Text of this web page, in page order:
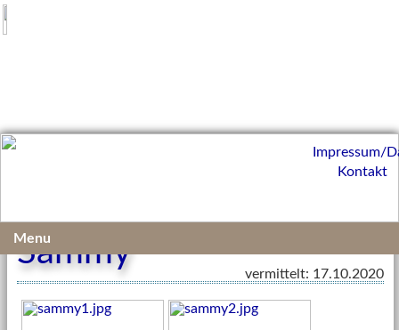
Sammy
vermittelt: 17.10.2020
Impressum/
Kontakt
Menu